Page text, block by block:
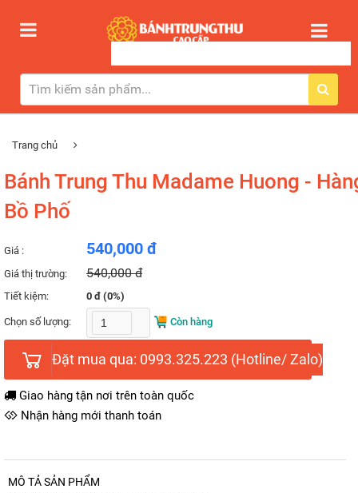
Trang chủ
Bánh Trung Thu Madame Huong -
Bồ Phố
Giá : 540,000 đ
Giá thị trường: 540,000 đ
Tiết kiệm: 0 đ (0%)
Chọn số lượng: Còn hàng
Đặt mua qua: 0993.325.223 (Hotline/ Zalo)
Giao hàng tận nơi trên toàn quốc
Nhận hàng mới thanh toán
MÔ TẢ SẢN PHẨM